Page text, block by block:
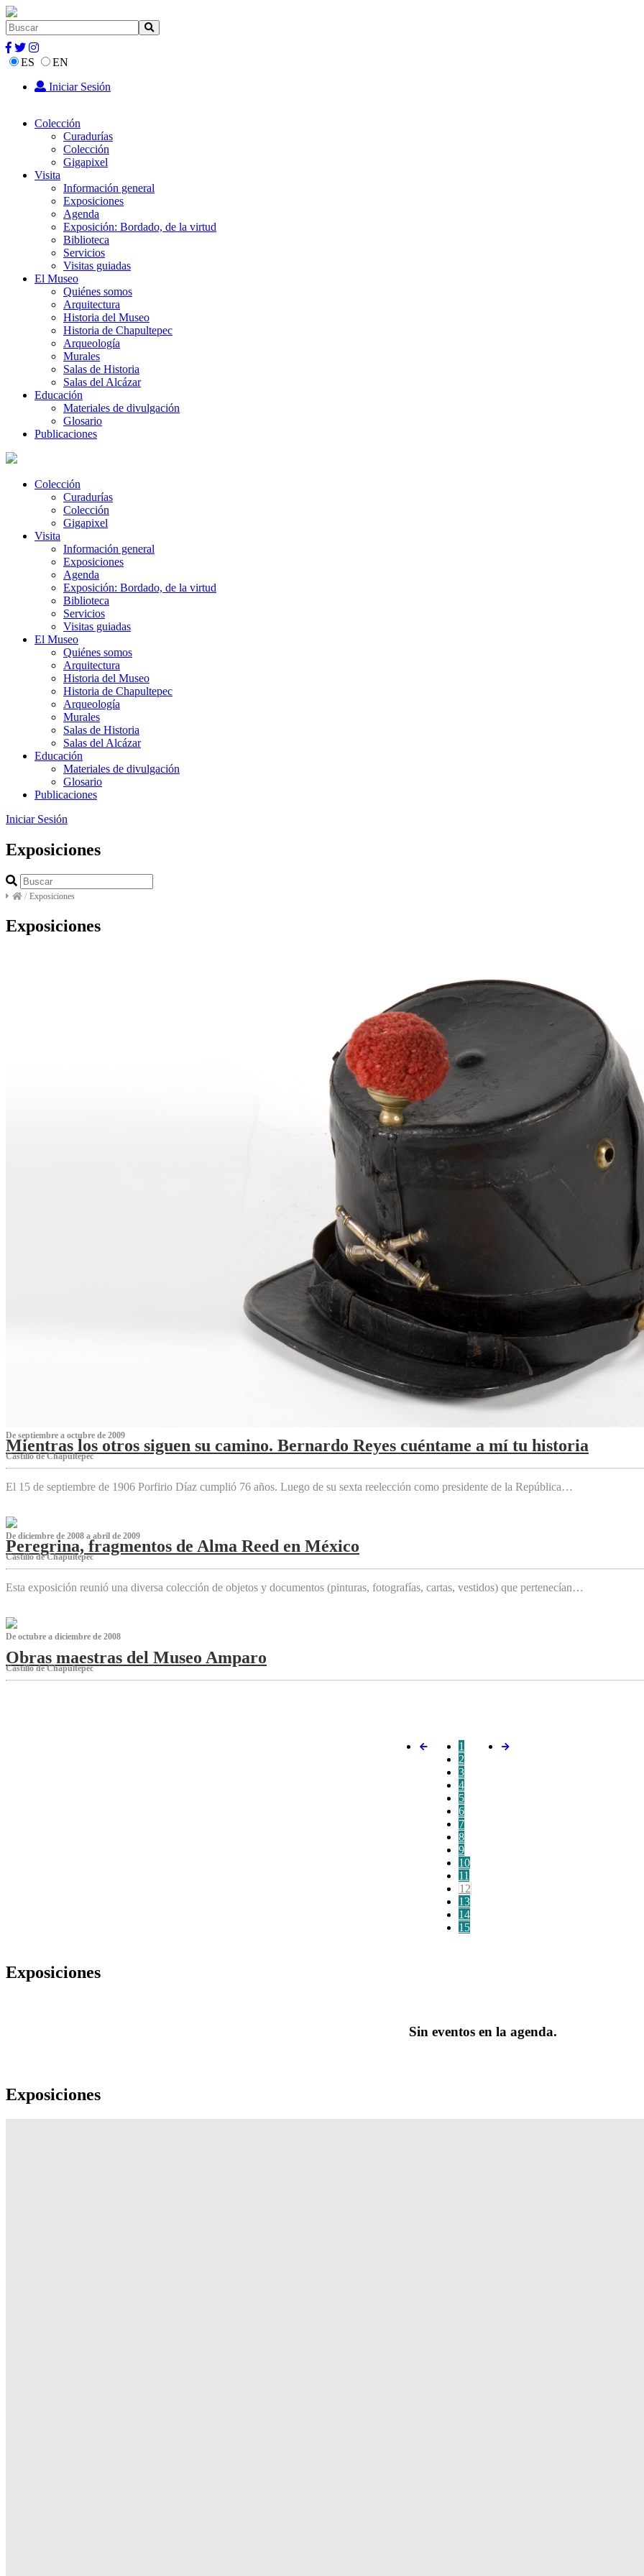
ES
EN
Iniciar Sesión
Colección
Curadurías
Colección
Gigapixel
Visita
Información general
Exposiciones
Agenda
Exposición: Bordado, de la virtud
Biblioteca
Servicios
Visitas guiadas
El Museo
Quiénes somos
Arquitectura
Historia del Museo
Historia de Chapultepec
Arqueología
Murales
Salas de Historia
Salas del Alcázar
Educación
Materiales de divulgación
Glosario
Publicaciones
Colección
Curadurías
Colección
Gigapixel
Visita
Información general
Exposiciones
Agenda
Exposición: Bordado, de la virtud
Biblioteca
Servicios
Visitas guiadas
El Museo
Quiénes somos
Arquitectura
Historia del Museo
Historia de Chapultepec
Arqueología
Murales
Salas de Historia
Salas del Alcázar
Educación
Materiales de divulgación
Glosario
Publicaciones
Iniciar Sesión
Exposiciones
/ Exposiciones
Exposiciones
De septiembre a octubre de 2009
Mientras los otros siguen su camino. Bernardo Reyes cuéntame a mí tu historia
Castillo de Chapultepec
El 15 de septiembre de 1906 Porfirio Díaz cumplió 76 años. Luego de su sexta reelección como presidente de la República…
De diciembre de 2008 a abril de 2009
Peregrina, fragmentos de Alma Reed en México
Castillo de Chapultepec
Esta exposición reunió una diversa colección de objetos y documentos (pinturas, fotografías, cartas, vestidos) que pertenecían…
De octubre a diciembre de 2008
Obras maestras del Museo Amparo
Castillo de Chapultepec
1
2
3
4
5
6
7
8
9
10
11
12
13
14
15
Exposiciones
Sin eventos en la agenda.
Exposiciones